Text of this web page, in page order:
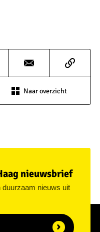
Naar overzicht
nieuwsbrief
duurzaam nieuws uit